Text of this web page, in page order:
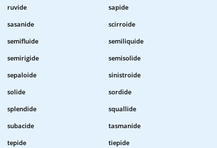
ruvide
sapide
sasanide
scirroide
semifluide
semiliquide
semirigide
semisolide
sepaloide
sinistroide
solide
sordide
splendide
squallide
subacide
tasmanide
tepide
tiepide